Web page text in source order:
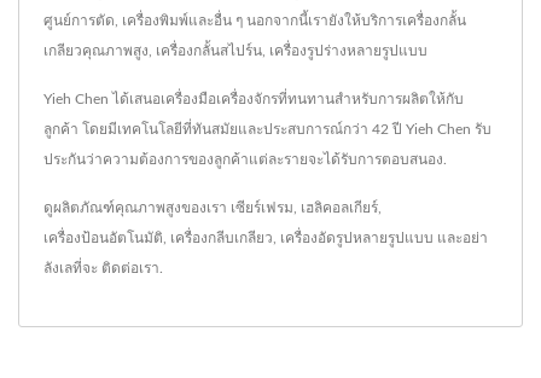
ศูนย์การตัด, เครื่องพิมพ์และอื่น ๆ นอกจากนี้เรายังให้บริการเครื่องกลั้น
เกลียวคุณภาพสูง, เครื่องกลั้นสไปร์น, เครื่องรูปร่างหลายรูปแบบ
Yieh Chen ได้เสนอเครื่องมือเครื่องจักรที่ทนทานสำหรับการผลิตให้กับ
ลูกค้า โดยมีเทคโนโลยีที่ทันสมัยและประสบการณ์กว่า 42 ปี Yieh Chen รับ
ประกันว่าความต้องการของลูกค้าแต่ละรายจะได้รับการตอบสนอง.
ดูผลิตภัณฑ์คุณภาพสูงของเรา เซียร์เฟรม เฮลิคอลเกียร์
เครื่องป้อนอัตโนมัติ เครื่องกลีบเกลียว เครื่องอัดรูปหลายรูปแบบ และอย่า
ลังเลที่จะ ติดต่อเรา